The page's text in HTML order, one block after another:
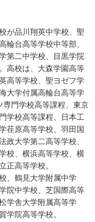
が品川翔英中学校、聖
輪台高等学校中等部、
第二中学校、目黒学院
高校は、大森学園高等
高等学校、聖ヨゼフ学
大学付属高輪台高等学
専門学校高等課程、東京
学校高等課程、日本工
荏原高等学校、羽田国
政大学第二高等学校、
校、横浜高等学校、横
正高等学校。
、鶴見大学附属中学
院中学校、芝国際高等
学舎大学附属高等学
学院高等学校。